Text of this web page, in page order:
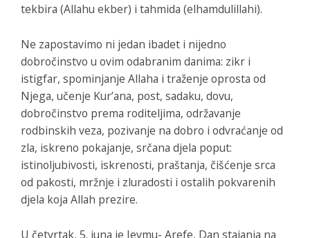
tekbira (Allahu ekber) i tahmida (elhamdulillahi).
Ne zapostavimo ni jedan ibadet i nijedno
dobročinstvo u ovim odabranim danima: zikr i
istigfar, spominjanje Allaha i traženje oprosta od
Njega, učenje Kur’ana, post, sadaku, dovu,
dobročinstvo prema roditeljima, održavanje
rodbinskih veza, pozivanje na dobro i odvraćanje od
zla, iskreno pokajanje, srčana djela poput:
istinoljubivosti, iskrenosti, praštanja, čišćenje srca
od pakosti, mržnje i zluradosti i ostalih pokvarenih
djela koja Allah prezire.
U četvrtak, 5. juna je Jevmu- Arefe, Dan stajanja na